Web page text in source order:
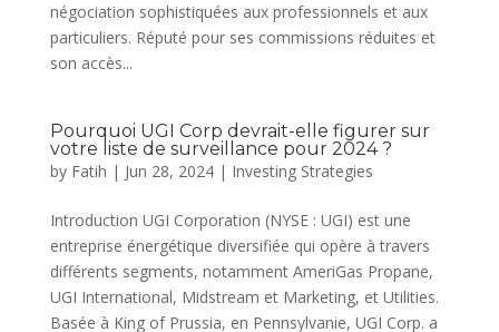
négociation sophistiquées aux professionnels et aux
particuliers. Réputé pour ses commissions réduites et
son accès...
Pourquoi UGI Corp devrait-elle figurer sur
votre liste de surveillance pour 2024 ?
by Fatih | Jun 28, 2024| Investing Strategies
Introduction UGI Corporation (NYSE : UGI) est une
entreprise énergétique diversifiée qui opère à travers
différents segments, notamment AmeriGas Propane,
UGI International, Midstream et Marketing, et Utilities.
Basée à King of Prussia, en Pennsylvanie, UGI Corp. a